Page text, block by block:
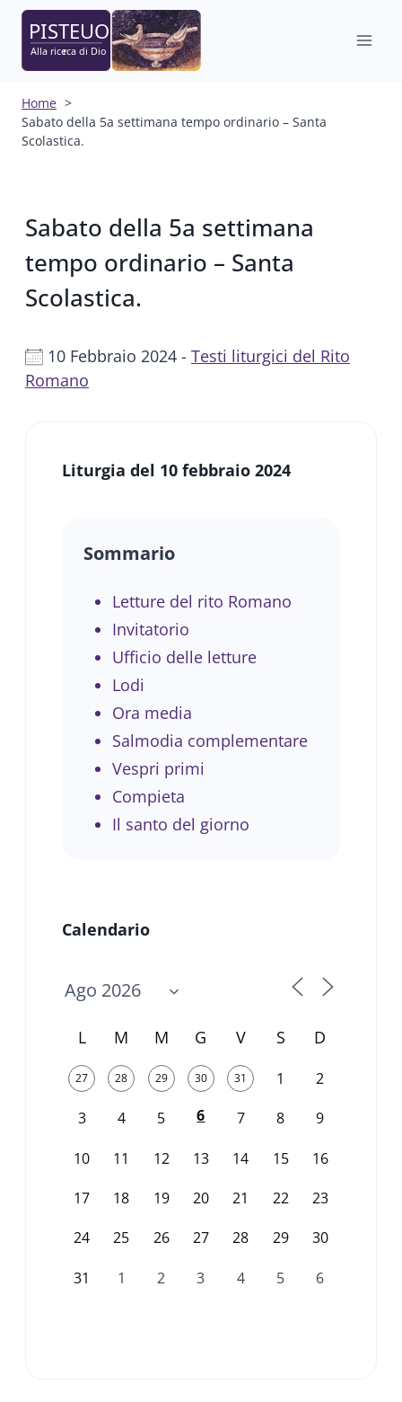
Salta
contenuto
Home
Sabato della 5a settimana tempo ordinario – Santa
Scolastica.
Sabato della 5a settimana
tempo ordinario – Santa
Scolastica.
10 Febbraio 2024 - Testi liturgici del Rito
Romano
Liturgia del 10 febbraio 2024
Sommario
Letture del rito Romano
Invitatorio
Ufficio delle letture
Lodi
Ora media
Salmodia complementare
Vespri primi
Compieta
Il santo del giorno
Calendario
L M M G V S D
27 28 29 30 31 1 2
3 4 5 6 7 8 9
10 11 12 13 14 15 16
17 18 19 20 21 22 23
24 25 26 27 28 29 30
31 1 2 3 4 5 6